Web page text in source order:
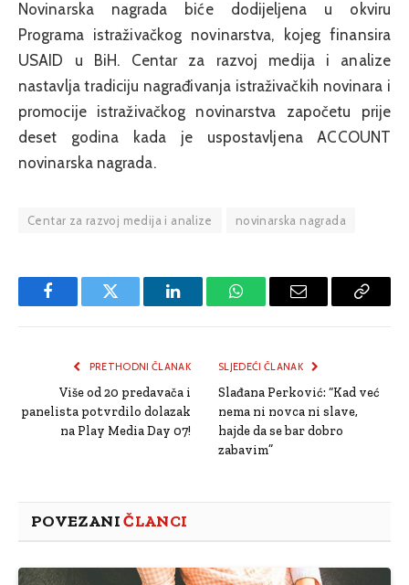
Novinarska nagrada biće dodijeljena u okviru
Programa istraživačkog novinarstva, kojeg finansira
USAID u BiH. Centar za razvoj medija i analize
nastavlja tradiciju nagrađivanja istraživačkih novinara i
promocije istraživačkog novinarstva započetu prije
deset godina kada je uspostavljena ACCOUNT
novinarska nagrada.
Centar za razvoj medija i analize novinarska nagrada
FacebookTwitter LinkedInWhatsAppEmail
Copy
PRETHODNI ČLANAK
Više od 20 predavača i
panelista potvrdilo dolazak
na Play Media Day 07!
SLJEDEĆI ČLANAK
Slađana Perković: “Kad već
nema ni novca ni slave,
hajde da se bar dobro
zabavim”
POVEZANIČLANCI